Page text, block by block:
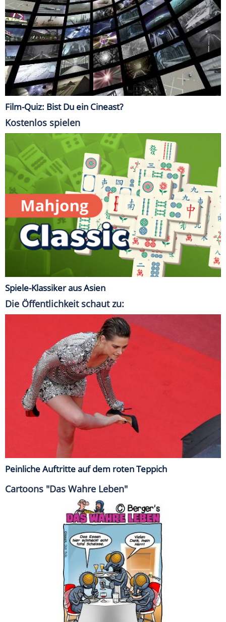
Film-Quiz: Bist Du ein Cineast?
Kostenlos spielen
Spiele-Klassiker aus Asien
Die Öffentlichkeit schaut zu:
Peinliche Auftritte auf dem roten Teppich
Cartoons "Das Wahre Leben"